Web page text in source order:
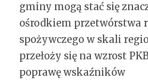
gminy mogą stać się
ośrodkiem przetwórstwa
spożywczego w skali
przełoży się na wzrost
poprawę wskaźników